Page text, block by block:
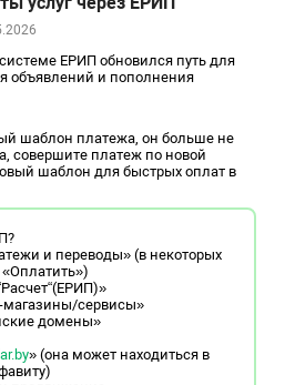
ЕРИП обновился путь для
объявлений и пополнения
шаблон платежа, он больше не
совершите платеж по новой
шаблон для быстрых оплат в
и переводы» (в некоторых
магазины/сервисы»
домены»
» (она может находиться в